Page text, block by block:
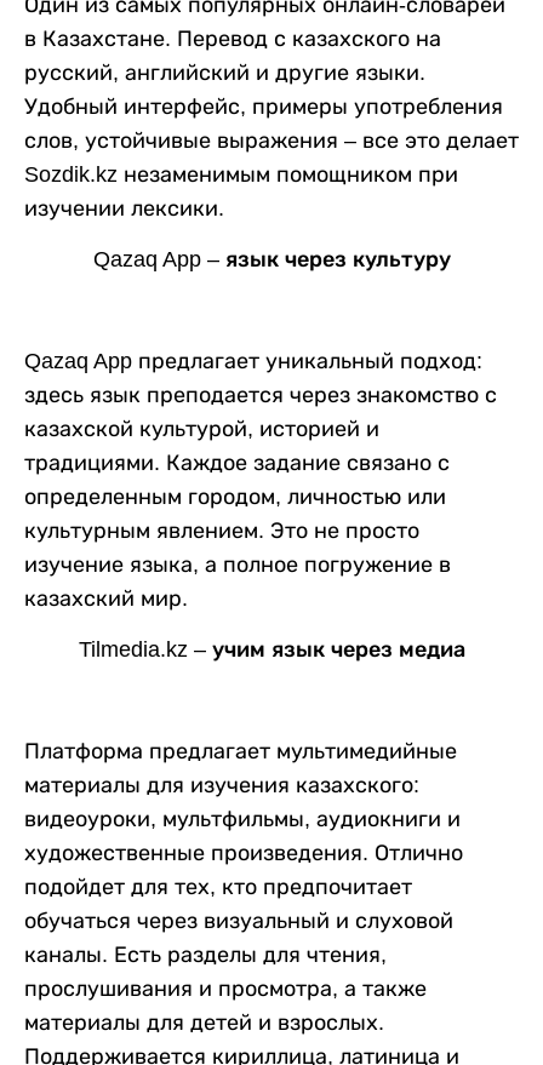
в Казахстане. Перевод с казахского на
русский, английский и другие языки.
Удобный интерфейс, примеры употребления
слов, устойчивые выражения – все это делает
Sozdik.kz незаменимым помощником при
изучении лексики.
Qazaq App – язык через культуру
Qazaq App предлагает уникальный подход:
здесь язык преподается через знакомство с
казахской культурой, историей и
традициями. Каждое задание связано с
определенным городом, личностью или
культурным явлением. Это не просто
изучение языка, а полное погружение в
казахский мир.
Tilmedia.kz – учим язык через медиа
Платформа предлагает мультимедийные
материалы для изучения казахского:
видеоуроки, мультфильмы, аудиокниги и
художественные произведения. Отлично
подойдет для тех, кто предпочитает
обучаться через визуальный и слуховой
каналы. Есть разделы для чтения,
прослушивания и просмотра, а также
материалы для детей и взрослых.
Поддерживается кириллица, латиница и